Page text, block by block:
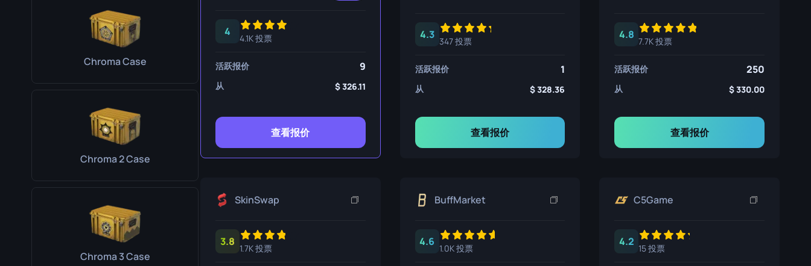
骷髅刀
匕首
生存刀
熊刀
Chroma Case
Chroma 2 Case
Chroma 3 Case
4
4.1K 投票
活跃报价 9
从 326.11
查看报价
4.3
347 投票
活跃报价 1
从 328.36
查看报价
4.8
7.7K 投票
活跃报价 250
从 330.00
查看报价
SkinSwap
3.8
1.7K 投票
BuffMarket
4.6
1.0K 投票
C5Game
4.2
15 投票